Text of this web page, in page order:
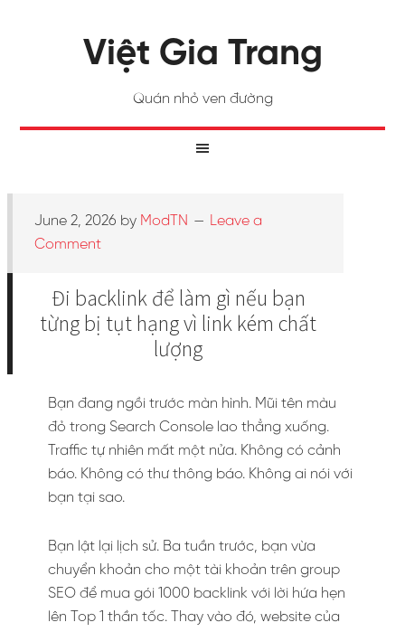
Việt Gia Trang
Quán nhỏ ven đường
June 2, 2026 by ModTN
Leave a
Comment
Đi backlink để làm gì nếu bạn
từng bị tụt hạng vì link kém chất
lượng
Bạn đang ngồi trước màn hình. Mũi tên màu
đỏ trong Search Console lao thẳng xuống.
Traffic tự nhiên mất một nửa. Không có cảnh
báo. Không có thư thông báo. Không ai nói với
bạn tại sao.
Bạn lật lại lịch sử. Ba tuần trước, bạn vừa
chuyển khoản cho một tài khoản trên group
SEO để mua gói 1000 backlink với lời hứa hẹn
lên Top 1 thần tốc. Thay vào đó, website của